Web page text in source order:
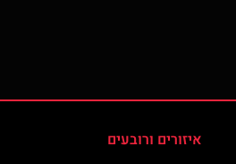
איזורים ורובעים